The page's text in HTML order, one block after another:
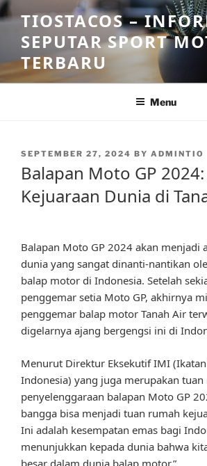
Skip
to
content
TIOSTACOS –
SEPUTAR SPORT
TERBARU
Menu
POSTED
SEPTEMBER 27, 2024 BY ADMINTIO
Balapan Moto GP
Kejuaraan Dunia di
Balapan Moto GP 2024 akan menjadi
dunia yang sangat dinanti-nantikan
balap motor di Indonesia. Setelah
penggemar setia Moto GP, akhirnya
penggemar balap motor Tanah Air
digelarnya ajang bergengsi ini di
Menurut Direktur Eksekutif IMI
Indonesia) yang juga merupakan tuan
penyelenggaraan balapan Moto GP
bangga bisa menjadi tuan rumah
Ini adalah kesempatan emas bagi
menunjukkan kepada dunia bahwa
besar dalam dunia balap motor.”